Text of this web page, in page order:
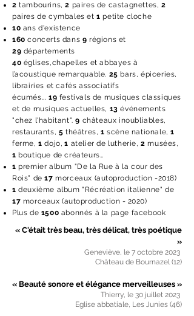
2tambourins, 2 paires de castagnettes,2
paires de cymbales et 1petite cloche
10 ans d'existence
160 concerts dans 9 régions et
29 départements
40 églises,chapelles et abbayes à
l’acoustique remarquable. 25 bars, épiceries,
librairies et cafés associatifs
écumés... 19 festivals de musiques classiques
et de musiques actuelles, 13 événements
"chez l'habitant".9 châteaux inoubliables,
restaurants, 5 théâtres,1scène nationale,1
ferme,1 dojo, 1 atelier de lutherie,2musées,
1 boutique de créateurs…
1 premier album "De la Rue à la cour des
Rois" de17 morceaux (autoproduction -2018)
1 deuxième album "Récréation italienne" de
17 morceaux(autoproduction - 2020)
Plus de 1500 abonnés à la page facebook
« C'était très beau, très délicat, très poétique
»
Geneviève, le 7 octobre 2023
Château de Bournazel (12)
« Beauté sonore et élégance merveilleuses »
Thierry, le 30 juillet 2023
Eglise abbatiale, Les Junies (46)